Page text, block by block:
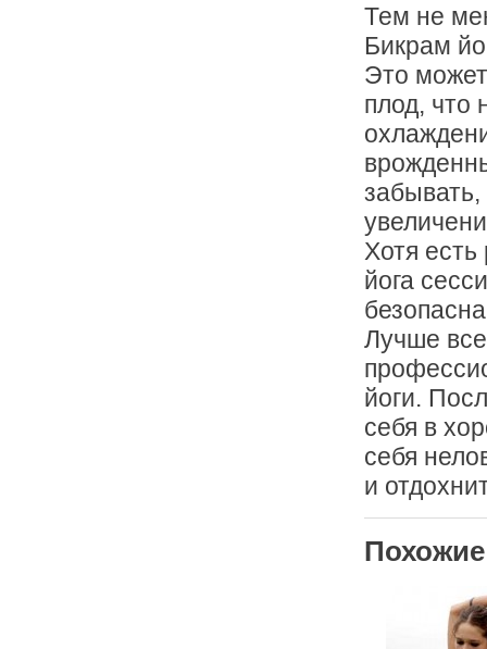
Тем не
Бикрам
Это
плод, что
Хотя
йога
Лучше
йоги.
себя в
себя
и